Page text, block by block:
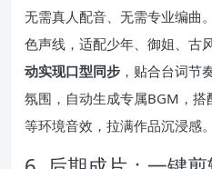
无需真人配音、无需专业编曲
色声线，适配少年、御姐、古
动实现口型同步 ，贴合台词节
氛围，自动生成专属BGM，
等环境音效，拉满作品沉浸感。